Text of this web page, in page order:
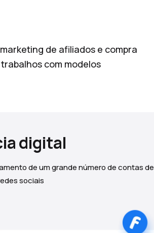
de afiliados e compra
com modelos
digital
de um grande número de contas de
sociais